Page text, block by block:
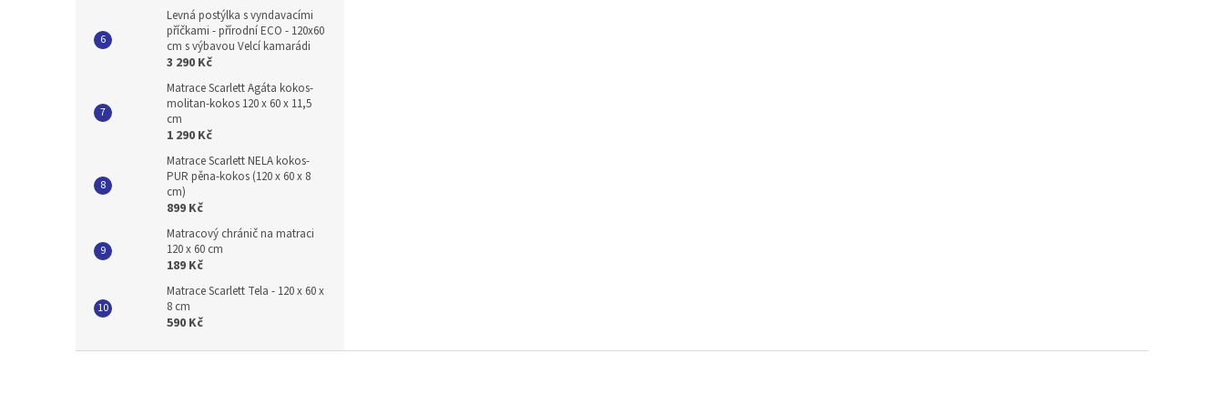
Levná postýlka s vyndavacími
příčkami - přírodní ECO - 120x60
cm s výbavou Velcí kamarádi
3 290 Kč
Matrace Scarlett Agáta kokos-
molitan-kokos 120 x 60 x 11,5
cm
1 290 Kč
Matrace Scarlett NELA kokos-
PUR pěna-kokos (120 x 60 x 8
cm)
899 Kč
Matracový chránič na matraci
120 x 60 cm
189 Kč
Matrace Scarlett Tela - 120 x 60 x
8 cm
590 Kč